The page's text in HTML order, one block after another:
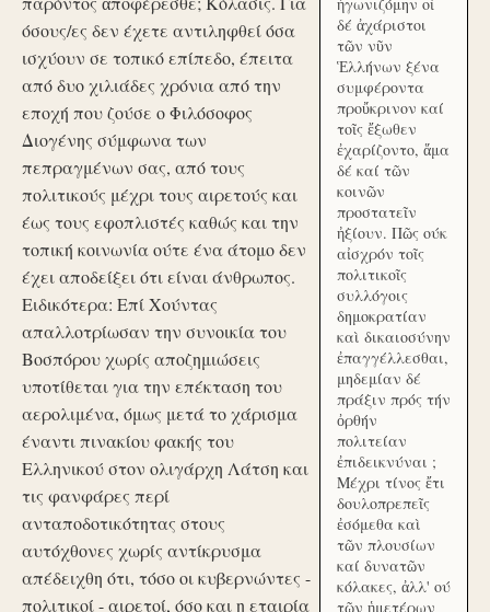
όσους/ες δεν έχετε αντιληφθεί όσα
ισχύουν σε τοπικό επίπεδο, έπειτα
από δυο χιλιάδες χρόνια από την
εποχή που ζούσε ο Φιλόσοφος
Διογένης σύμφωνα των
πεπραγμένων σας, από τους
πολιτικούς μέχρι τους αιρετούς και
έως τους εφοπλιστές καθώς και την
τοπική κοινωνία ούτε ένα άτομο δεν
έχει αποδείξει ότι είναι άνθρωπος.
Ειδικότερα: Επί Χούντας
απαλλοτρίωσαν την συνοικία του
Βοσπόρου χωρίς αποζημιώσεις
υποτίθεται για την επέκταση του
αερολιμένα, όμως μετά το χάρισμα
έναντι πινακίου φακής του
Ελληνικού στον ολιγάρχη Λάτση και
τις φανφάρες περί
ανταποδοτικότητας στους
αυτόχθονες χωρίς αντίκρυσμα
απέδειχθη ότι, τόσο οι κυβερνώντες -
πολιτικοί - αιρετοί, όσο και η εταιρία
δέ ἀχάριστοι
τῶν νῦν
Ἑλλήνων ξένα
συμφέροντα
προὔκρινον καί
τοῖς ἔξωθεν
ἐχαρίζοντο, ἅμα
δέ καί τῶν
κοινῶν
προστατεῖν
ἠξίουν. Πῶς ούκ
αἰσχρόν τοῖς
πολιτικοῖς
συλλόγοις
δημοκρατίαν
καὶ δικαιοσύνην
ἐπαγγέλλεσθαι,
μηδεμίαν δέ
πράξιν πρός τήν
ὀρθήν
πολιτείαν
ἐπιδεικνύναι ;
Μέχρι τίνος ἔτι
δουλοπρεπεῖς
ἐσόμεθα καὶ
τῶν πλουσίων
καί δυνατῶν
κόλακες, ἀλλ' ού
τῶν ἡμετέρων